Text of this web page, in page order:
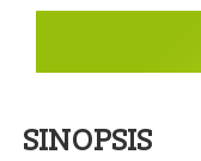
SINOPSIS